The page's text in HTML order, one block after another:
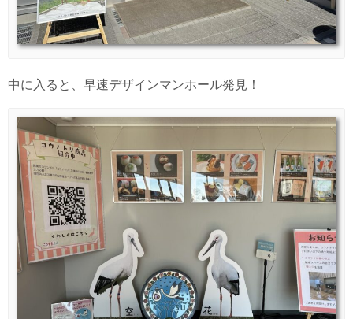
中に入ると、早速デザインマンホール発見！